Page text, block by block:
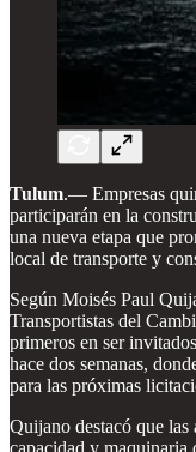
Tulum.— Empresas
participarán en la
una nueva etapa que
local de transporte y
Según Moisés Paul
Transportistas del
primeros en ser
hace dos semanas,
para las próximas
Quijano destacó que las
capacidad y maquinaria